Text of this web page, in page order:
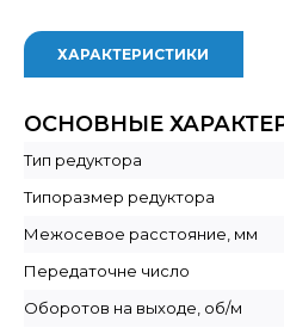
ХАРАКТЕРИСТИКИ
ОСНОВНЫЕ
Тип редуктора
Типоразмер редуктора
Межосевое расстояние, мм
Передаточне число
Оборотов на выходе, об/м